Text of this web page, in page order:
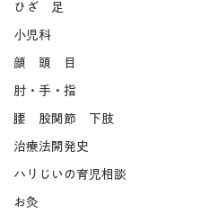
ひざ 足
小児科
顔 頭 目
肘・手・指
腰 股関節 下肢
治療法開発史
ハリじいの育児相談
お灸